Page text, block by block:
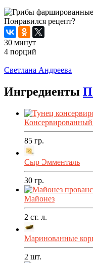
Понравился рецепт?
30 минут
4 порций
Светлана Андреева
Ингредиенты
85 гр.
Сыр Эмменталь
30 гр.
Майонез
2 ст. л.
Маринованные
2 шт.